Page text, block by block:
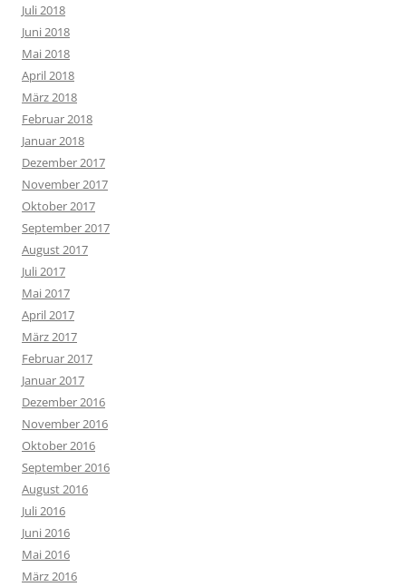
Juli 2018
Juni 2018
Mai 2018
April 2018
März 2018
Februar 2018
Januar 2018
Dezember 2017
November 2017
Oktober 2017
September 2017
August 2017
Juli 2017
Mai 2017
April 2017
März 2017
Februar 2017
Januar 2017
Dezember 2016
November 2016
Oktober 2016
September 2016
August 2016
Juli 2016
Juni 2016
Mai 2016
März 2016